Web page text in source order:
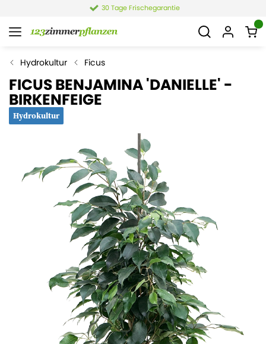
4,4 von 6.021 Bewertungen
Hydrokultur Ficus
FICUS BENJAMINA 'DANIELLE' -
BIRKENFEIGE
Hydrokultur